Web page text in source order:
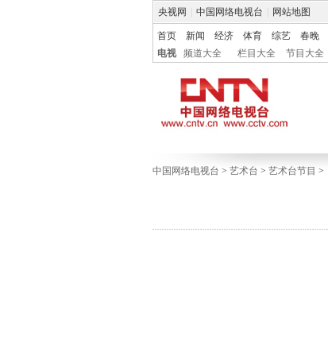
央视网 中国网络电视台 网站地图
首页 新闻 经济 体育 综艺 春晚
电视
频道大全 栏目大全 节目大全
中国网络电视台 > 艺术台 > 艺术台节目 >